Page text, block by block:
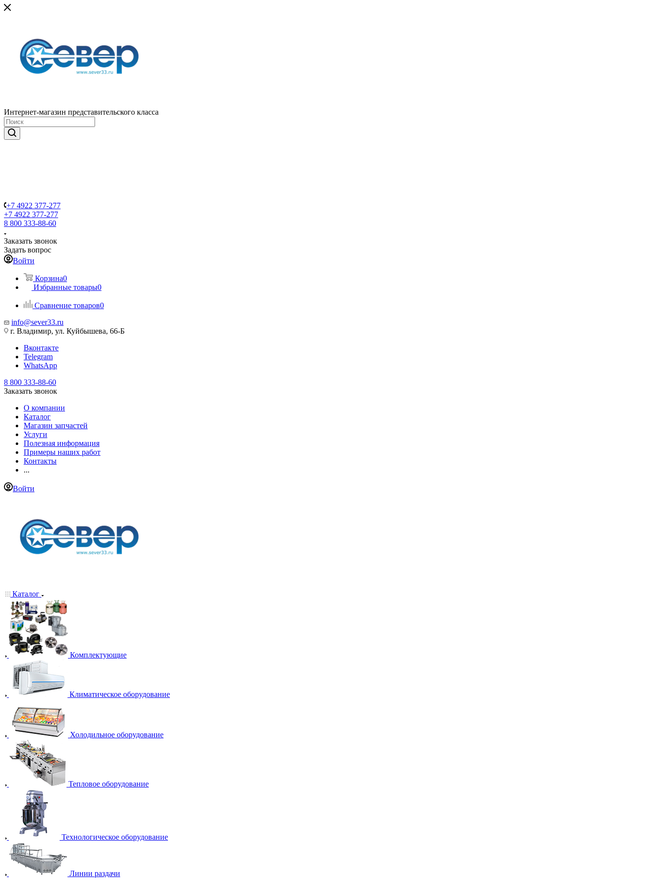
Интернет-магазин представительского класса
+7 4922 377-277
+7 4922 377-277
8 800 333-88-60
Заказать звонок
Задать вопрос
Войти
Корзина0
Избранные товары0
Сравнение товаров0
info@sever33.ru
г. Владимир, ул. Куйбышева, 66-Б
Вконтакте
Telegram
WhatsApp
8 800 333-88-60
Заказать звонок
О компании
Каталог
Магазин запчастей
Услуги
Полезная информация
Примеры наших работ
Контакты
...
Войти
Каталог
Комплектующие
Климатическое оборудование
Холодильное оборудование
Тепловое оборудование
Технологическое оборудование
Линии раздачи